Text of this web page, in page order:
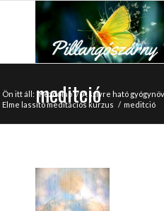
meditció
Ön itt áll: Kezdőlap / A szívre ható
Elme lassító meditációs kurzus / meditció